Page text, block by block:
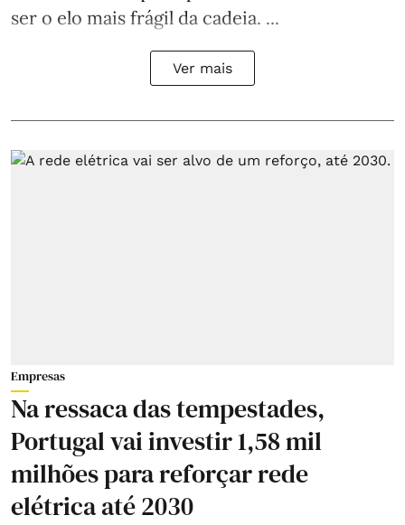
ser o elo mais frágil da cadeia. ...
Ver mais
Empresas
Na ressaca das tempestades,
Portugal vai investir 1,58 mil
milhões para reforçar rede
elétrica até 2030